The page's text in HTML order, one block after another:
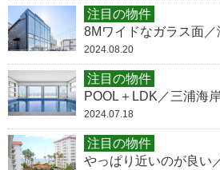
注目の物件
8Mワイドなガラス面／
2024.08.20
注目の物件
POOL＋LDK／三浦海岸
2024.07.18
注目の物件
やっぱり近いのが良い